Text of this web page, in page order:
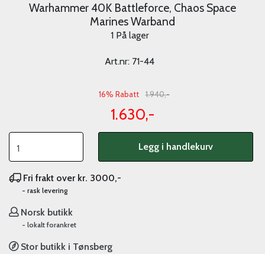
Warhammer 40K Battleforce, Chaos Space
Marines Warband
1 På lager
Art.nr: 71-44
16% Rabatt 1.940,-
1.630,-
Legg i handlekurv
Fri frakt over kr. 3000,-
- rask levering
Norsk butikk
- lokalt forankret
Stor butikk i Tønsberg